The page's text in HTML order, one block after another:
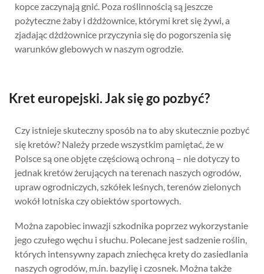
kopce zaczynają gnić. Poza roślinnością są jeszcze
pożyteczne żaby i dżdżownice, którymi kret się żywi, a
zjadając dżdżownice przyczynia się do pogorszenia się
warunków glebowych w naszym ogrodzie.
Kret europejski. Jak się go pozbyć?
Czy istnieje skuteczny sposób na to aby skutecznie pozbyć
się kretów? Należy przede wszystkim pamiętać, że w
Polsce są one objęte częściową ochroną – nie dotyczy to
jednak kretów żerujących na terenach naszych ogrodów,
upraw ogrodniczych, szkółek leśnych, terenów zielonych
wokół lotniska czy obiektów sportowych.
Można zapobiec inwazji szkodnika poprzez wykorzystanie
jego czułego węchu i słuchu. Polecane jest sadzenie roślin,
których intensywny zapach zniechęca krety do zasiedlania
naszych ogrodów, m.in. bazylię i czosnek. Można także